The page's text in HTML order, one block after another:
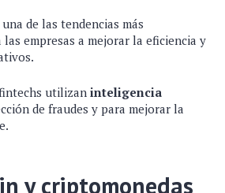
de las tendencias más
empresas a mejorar la eficiencia y
utilizan inteligencia
de fraudes y para mejorar la
y criptomonedas